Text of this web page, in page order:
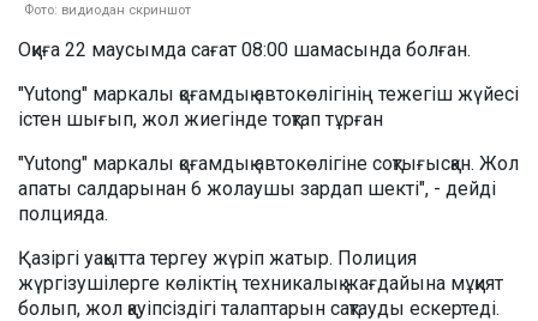
Фото: видиодан скриншот
Оқиға 22 маусымда сағат 08:00 шамасында болған.
"Yutong" маркалы қоғамдық автокөлігінің тежегіш жүйесі
істен шығып, жол жиегінде тоқтап тұрған
"Yutong" маркалы қоғамдық автокөлігіне соқтығысқан. Жол
апаты салдарынан 6 жолаушы зардап шекті", - дейді
полцияда.
Қазіргі уақытта тергеу жүріп жатыр. Полиция
жүргізушілерге көліктің техникалық жағдайына мұқият
болып, жол қауіпсіздігі талаптарын сақтауды ескертеді.